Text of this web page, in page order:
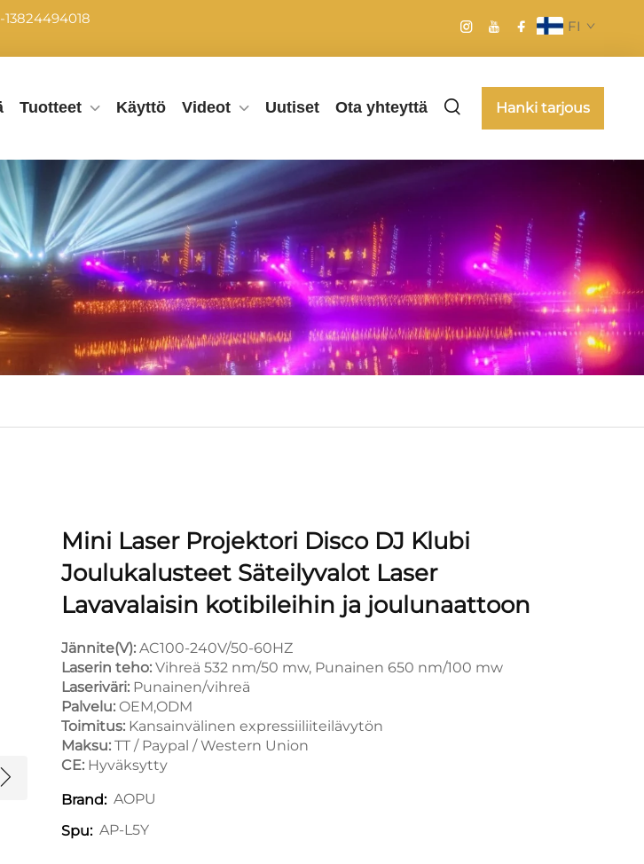
13824494018
FI
Tuotteet Käyttö Videot Uutiset Ota yhteyttä Hanki tarjous
Mini Laser Projektori Disco DJ Klubi
Joulukalusteet Säteilyvalot Laser
Lavavalaisin kotibileihin ja joulunaattoon
Jännite(V): AC100-240V/50-60HZ
Laserin teho: Vihreä 532 nm/50 mw, Punainen 650 nm/100 mw
Laseriväri: Punainen/vihreä
Palvelu: OEM,ODM
Toimitus: Kansainvälinen expressiiliiteilävytön
Maksu: TT / Paypal / Western Union
CE: Hyväksytty
Brand: AOPU
Spu: AP-L5Y